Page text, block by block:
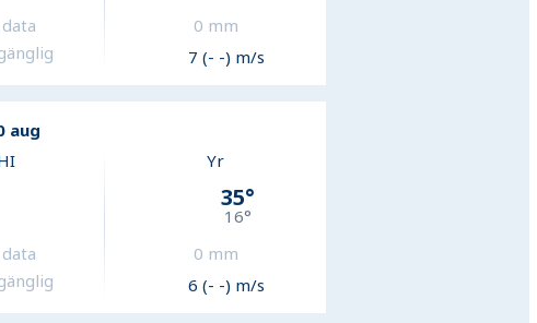
0 mm
7 (- -) m/s
aug
Yr
35°
16°
0 mm
6 (- -) m/s